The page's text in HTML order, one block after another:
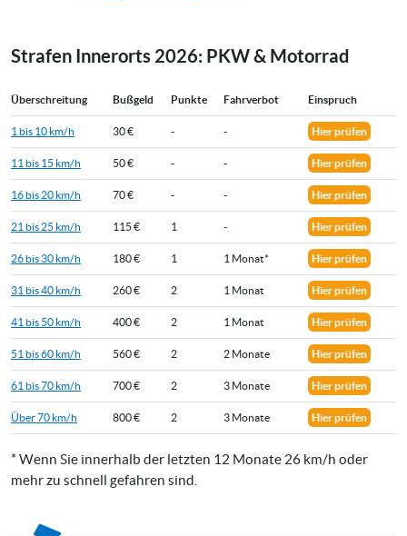
Strafen Innerorts 2026: PKW & Motorrad
Überschreitung Bußgeld Punkte Fahrverbot Einspruch
1 bis 10 km/h 30 € - - Hier prüfen
11 bis 15 km/h 50 € - - Hier prüfen
16 bis 20 km/h 70 € - - Hier prüfen
21 bis 25 km/h 115 € 1 - Hier prüfen
26 bis 30 km/h 180 € 1 1 Monat* Hier prüfen
31 bis 40 km/h 260 € 2 1 Monat Hier prüfen
41 bis 50 km/h 400 € 2 1 Monat Hier prüfen
51 bis 60 km/h 560 € 2 2 Monate Hier prüfen
61 bis 70 km/h 700 € 2 3 Monate Hier prüfen
Über 70 km/h 800 € 2 3 Monate Hier prüfen
* Wenn Sie innerhalb der letzten 12 Monate 26 km/h oder
mehr zu schnell gefahren sind.